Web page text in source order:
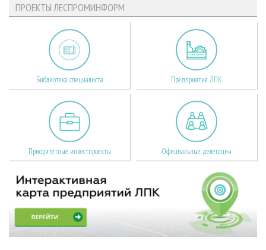
ПРОЕКТЫ ЛЕСПРОМИНФОРМ
Библиотека специалиста Предприятия ЛПК
Приоритетные инвестпроекты Официальные делегации